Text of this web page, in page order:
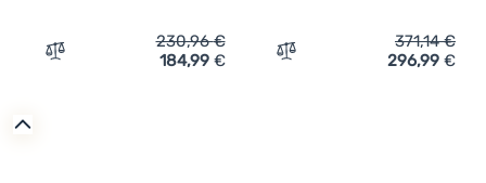
Zum Vergleich 'Herrenpullover Dale of Norway Cortina
230,96€
184,99 € Zum Vergleich
371,14€
296,99 €